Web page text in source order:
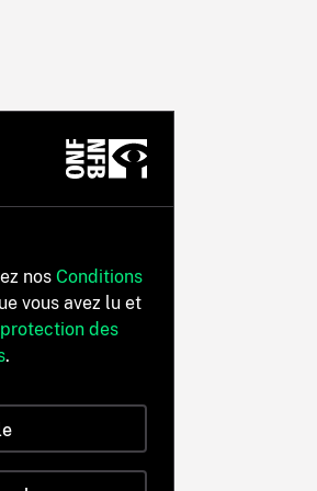
nos Conditions
vous avez lu et
des
.